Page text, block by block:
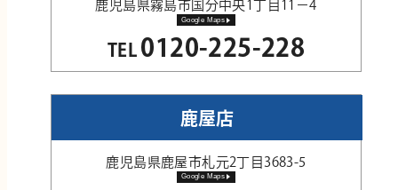
鹿児島県霧島市国分中央1丁目11−4
Google Maps
TEL 0120-225-228
鹿屋店
鹿児島県鹿屋市札元2丁目3683-5
Google Maps